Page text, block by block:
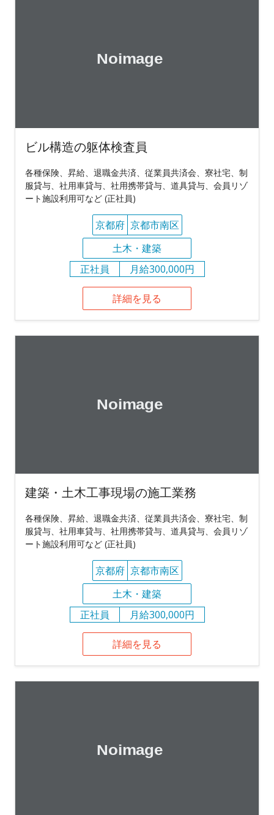
ビル構造の躯体検査員
各種保険、昇給、退職金共済、従業員共済会、寮社宅、制
服貸与、社用車貸与、社用携帯貸与、道具貸与、会員リゾ
ート施設利用可など (正社員)
京都府 京都市南区
土木・建築
正社員
月給300,000円
詳細を見る
建築・土木工事現場の施工業務
各種保険、昇給、退職金共済、従業員共済会、寮社宅、制
服貸与、社用車貸与、社用携帯貸与、道具貸与、会員リゾ
ート施設利用可など (正社員)
京都府 京都市南区
土木・建築
正社員
月給300,000円
詳細を見る